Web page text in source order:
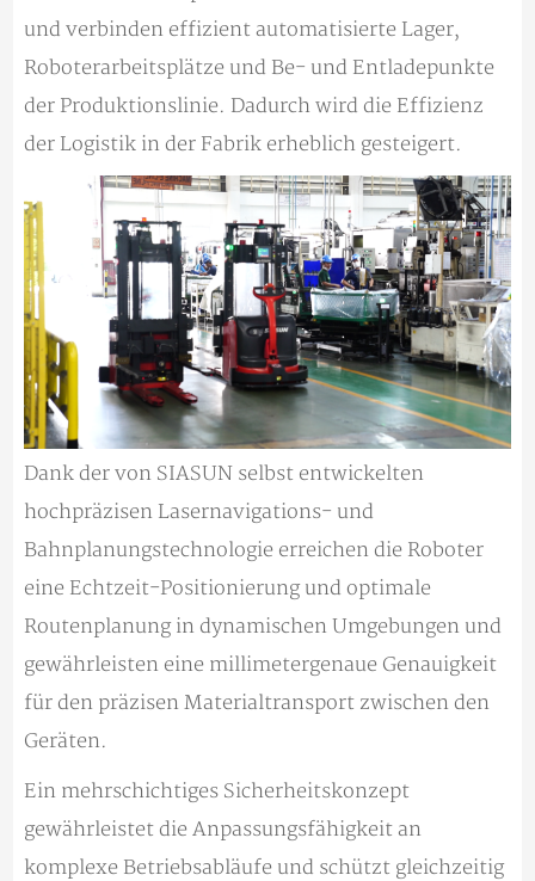
und verbinden effizient automatisierte Lager,
Roboterarbeitsplätze und Be- und Entladepunkte
der Produktionslinie. Dadurch wird die Effizienz
der Logistik in der Fabrik erheblich gesteigert.
Dank der von SIASUN selbst entwickelten
hochpräzisen Lasernavigations- und
Bahnplanungstechnologie erreichen die Roboter
eine Echtzeit-Positionierung und optimale
Routenplanung in dynamischen Umgebungen und
gewährleisten eine millimetergenaue Genauigkeit
für den präzisen Materialtransport zwischen den
Geräten.
Ein mehrschichtiges Sicherheitskonzept
gewährleistet die Anpassungsfähigkeit an
komplexe Betriebsabläufe und schützt gleichzeitig